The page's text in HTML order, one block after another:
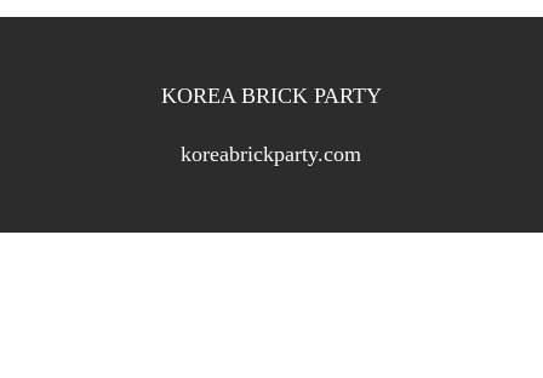
KOREA BRICK PARTY
koreabrickparty.com